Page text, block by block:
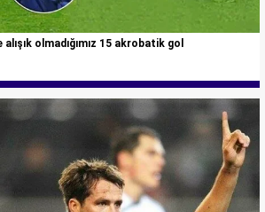
olmadığımız 15 akrobatik gol